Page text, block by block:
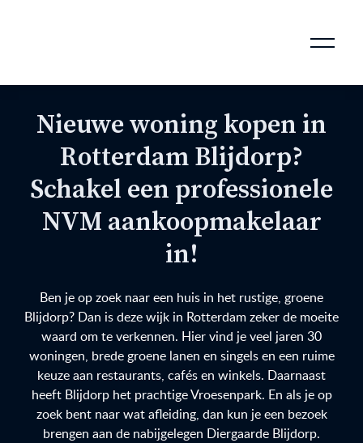
Nieuwe woning kopen in
Rotterdam Blijdorp?
Schakel een professionele
NVM aankoopmakelaar
in!
Ben je op zoek naar een huis in het rustige, groene
Blijdorp? Dan is deze wijk in Rotterdam zeker de moeite
waard om te verkennen. Hier vind je veel jaren 30
woningen, brede groene lanen en singels en een ruime
keuze aan restaurants, cafés en winkels. Daarnaast
heeft Blijdorp het prachtige Vroesenpark. En als je op
zoek bent naar wat afleiding, dan kun je een bezoek
brengen aan de nabijgelegen Diergaarde Blijdorp.